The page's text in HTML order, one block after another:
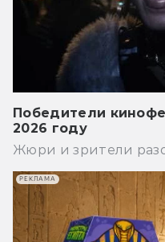
Победители
2026 году
Жюри и зрители
РЕКЛАМА